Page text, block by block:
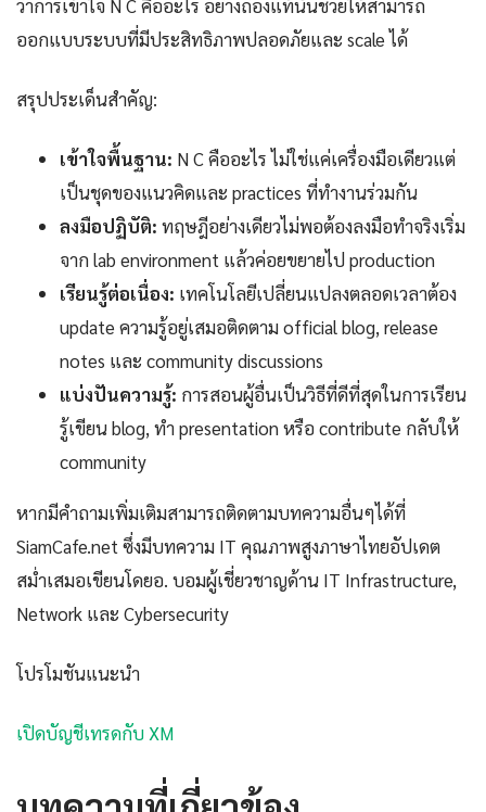
ว่าการเข้าใจ N C คืออะไร อย่างถ่องแท้นั้นช่วยให้สามารถ
ออกแบบระบบที่มีประสิทธิภาพปลอดภัยและ scale ได้
สรุปประเด็นสำคัญ:
เข้าใจพื้นฐาน: N C คืออะไร ไม่ใช่แค่เครื่องมือเดียวแต่
เป็นชุดของแนวคิดและ practices ที่ทำงานร่วมกัน
ลงมือปฏิบัติ: ทฤษฎีอย่างเดียวไม่พอต้องลงมือทำจริงเริ่ม
จาก lab environment แล้วค่อยขยายไป production
เรียนรู้ต่อเนื่อง: เทคโนโลยีเปลี่ยนแปลงตลอดเวลาต้อง
update ความรู้อยู่เสมอติดตาม official blog, release
notes และ community discussions
แบ่งปันความรู้: การสอนผู้อื่นเป็นวิธีที่ดีที่สุดในการเรียน
รู้เขียน blog, ทำ presentation หรือ contribute กลับให้
community
หากมีคำถามเพิ่มเติมสามารถติดตามบทความอื่นๆได้ที่
SiamCafe.net ซึ่งมีบทความ IT คุณภาพสูงภาษาไทยอัปเดต
สม่ำเสมอเขียนโดยอ. บอมผู้เชี่ยวชาญด้าน IT Infrastructure,
Network และ Cybersecurity
โปรโมชันแนะนำ
เปิดบัญชีเทรดกับ XM